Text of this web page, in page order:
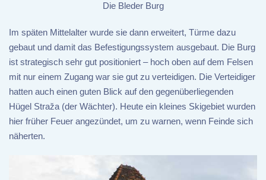
Die Bleder Burg
Im späten Mittelalter wurde sie dann erweitert, Türme dazu
gebaut und damit das Befestigungssystem ausgebaut. Die Burg
ist strategisch sehr gut positioniert – hoch oben auf dem Felsen
mit nur einem Zugang war sie gut zu verteidigen. Die Verteidiger
hatten auch einen guten Blick auf den gegenüberliegenden
Hügel Straža (der Wächter). Heute ein kleines Skigebiet wurden
hier früher Feuer angezündet, um zu warnen, wenn Feinde sich
näherten.